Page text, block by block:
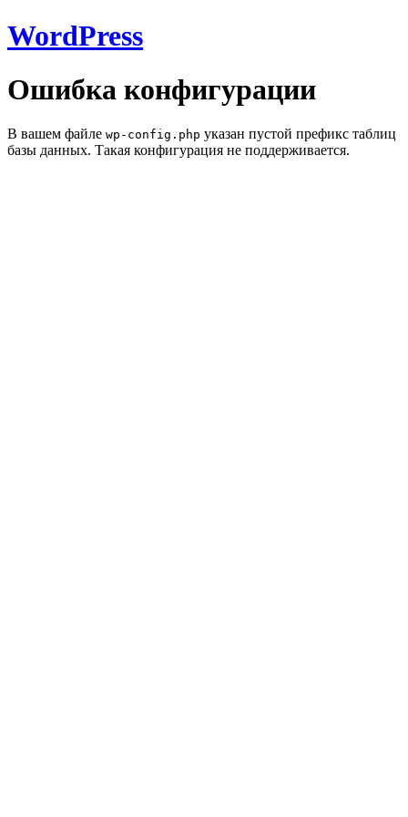
WordPress
Ошибка конфигурации
В вашем файле wp-config.php указан пустой префикс таблиц
базы данных. Такая конфигурация не поддерживается.